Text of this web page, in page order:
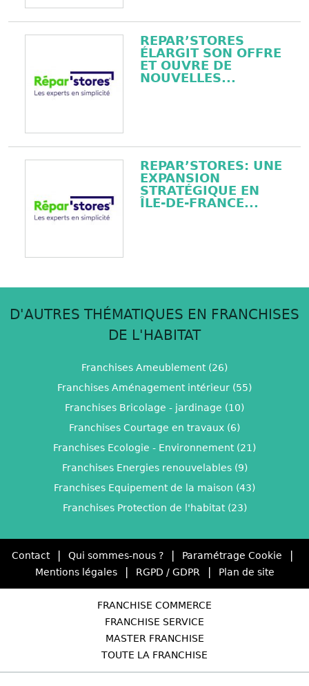
REPAR’STORES
ÉLARGIT SON OFFRE
ET OUVRE DE
NOUVELLES...
REPAR’STORES: UNE
EXPANSION
STRATÉGIQUE EN
ÎLE-DE-FRANCE...
D'AUTRES THÉMATIQUES EN FRANCHISES
DE L'HABITAT
Franchises Ameublement (26)
Franchises Aménagement intérieur (55)
Franchises Bricolage - jardinage (10)
Franchises Courtage en travaux (6)
Franchises Ecologie - Environnement (21)
Franchises Energies renouvelables (9)
Franchises Equipement de la maison (43)
Franchises Protection de l'habitat (23)
Contact Qui sommes-nous ? Paramétrage Cookie
Mentions légales RGPD / GDPR Plan de site
FRANCHISE COMMERCE
FRANCHISE SERVICE
MASTER FRANCHISE
TOUTE LA FRANCHISE